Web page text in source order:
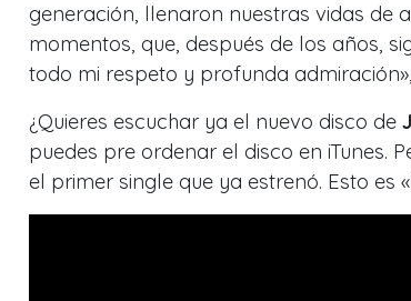
generación, llenaron nuestras vidas de
momentos, que, después de los años,
todo mi respeto y profunda admiración»
¿Quieres escuchar ya el nuevo disco de
puedes pre ordenar el disco en iTunes.
el primer single que ya estrenó. Esto es «